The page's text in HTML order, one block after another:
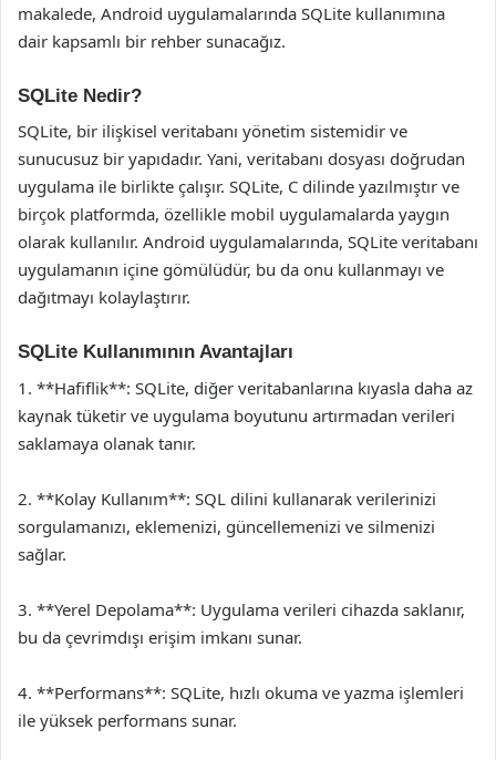
makalede, Android uygulamalarında SQLite kullanımına
dair kapsamlı bir rehber sunacağız.
SQLite Nedir?
SQLite, bir ilişkisel veritabanı yönetim sistemidir ve
sunucusuz bir yapıdadır. Yani, veritabanı dosyası doğrudan
uygulama ile birlikte çalışır. SQLite, C dilinde yazılmıştır ve
birçok platformda, özellikle mobil uygulamalarda yaygın
olarak kullanılır. Android uygulamalarında, SQLite veritabanı
uygulamanın içine gömülüdür, bu da onu kullanmayı ve
dağıtmayı kolaylaştırır.
SQLite Kullanımının Avantajları
1. **Hafiflik**: SQLite, diğer veritabanlarına kıyasla daha az
kaynak tüketir ve uygulama boyutunu artırmadan verileri
saklamaya olanak tanır.
2. **Kolay Kullanım**: SQL dilini kullanarak verilerinizi
sorgulamanızı, eklemenizi, güncellemenizi ve silmenizi
sağlar.
3. **Yerel Depolama**: Uygulama verileri cihazda saklanır,
bu da çevrimdışı erişim imkanı sunar.
4. **Performans**: SQLite, hızlı okuma ve yazma işlemleri
ile yüksek performans sunar.